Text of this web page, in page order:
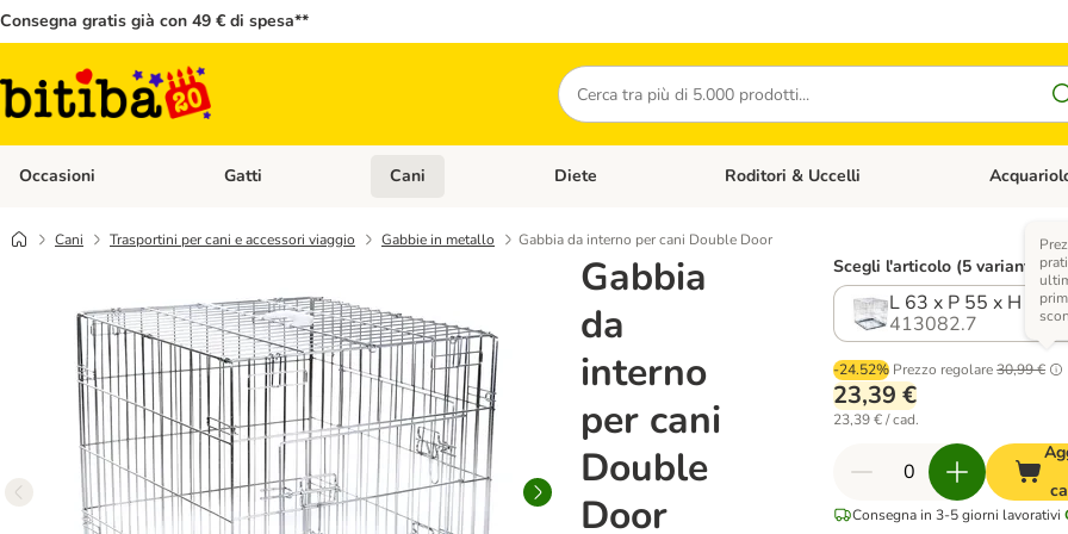
Consegna gratis già con 49 € di spesa**
Cerca
Occasioni Apri Menù Categoria: Occasioni
Gatti Apri Menù Categoria: Gatti
Cani Apri Menù Categoria: Cani
Diete Apri Menù Categoria: Diete
Roditori & Uccelli Apri Menù
Cani Trasportini per cani e accessori viaggio Gabbie in metallo Gabbia da interno per cani Double Door
Gabbia
da
interno
per cani
Double
Door
Scegli l'articolo (5 varianti)
L 63 x P 55 x H 61
413082.7
-24.52% Prezzo regolare30,99 €
23,39 €
23,39 € / cad.
Consegna in 3-5 giorni lavorativi